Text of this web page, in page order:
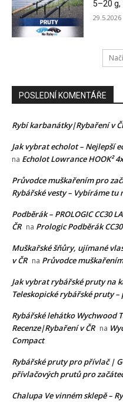
5–20 g,
29.5.2026
POSLEDNÍ KOMENTÁŘE
Rybí karbanátky|Rybaření v
Jak vybrat echolot – Nejlepší
na Echolot Lowrance HOOK²
Průvodce muškařením pro
Rybářské vesty – Vybíráme tu
Podběrák – PROLOGIC CC30
ČR na Prologic Podběrák
Muškařské šňůry, ujímané
v ČR na Průvodce
Jak vybrat rybářské pruty na
Teleskopické rybářské pruty
Rybářské lehátko Wychwood
Recenze|Rybaření v ČR na
Compact
Rybářské pruty pro přívlač |
přívlačových prutů pro
Chalupa Ve vinném sklepě –